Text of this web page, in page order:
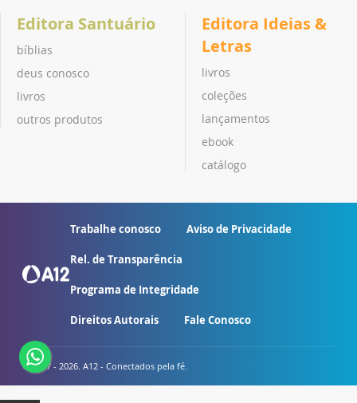
Editora Santuário
bíblias
deus conosco
livros
outros produtos
Editora Ideias &
Letras
livros
coleções
lançamentos
ebook
catálogo
Trabalhe conosco Aviso de Privacidade
Rel. de Transparência
Programa de Integridade
Direitos Autorais Fale Conosco
© 2007 - 2026. A12 - Conectados pela fé.